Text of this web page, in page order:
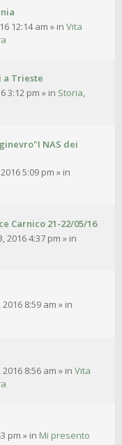
12:14 am » in Vita
a Trieste
3:12 pm » in Storia,
NAS dei
5:09 pm » in
Carnico 21-22/05/16
2016 4:37 pm » in
8:59 am » in
8:56 am » in Vita
pm » in Mi presento